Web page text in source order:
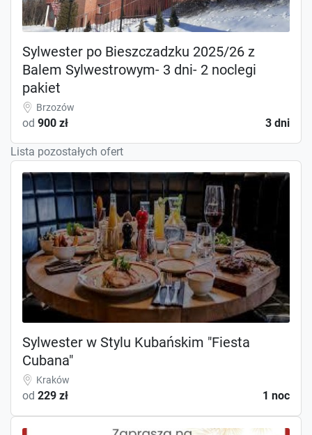
Sylwester po Bieszczadzku 2025/26 z
Balem Sylwestrowym- 3 dni- 2 noclegi
pakiet
Brzozów
od 900 zł 3 dni
Lista pozostałych ofert
Sylwester w Stylu Kubańskim "Fiesta
Cubana"
Kraków
od 229 zł 1 noc